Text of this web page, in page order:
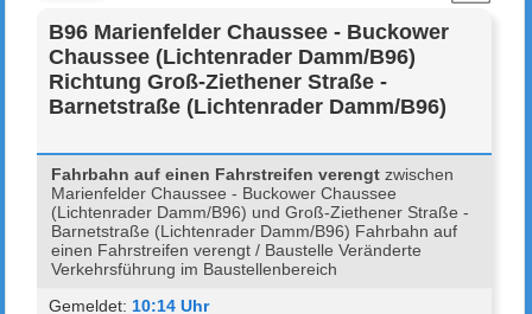
B96 Marienfelder Chaussee - Buckower
Chaussee (Lichtenrader Damm/B96)
Richtung Groß-Ziethener Straße -
Barnetstraße (Lichtenrader Damm/B96)
Fahrbahn auf einen Fahrstreifen verengt zwischen
Marienfelder Chaussee - Buckower Chaussee
(Lichtenrader Damm/B96) und Groß-Ziethener Straße -
Barnetstraße (Lichtenrader Damm/B96) Fahrbahn auf
einen Fahrstreifen verengt / Baustelle Veränderte
Verkehrsführung im Baustellenbereich
Gemeldet: 10:14 Uhr